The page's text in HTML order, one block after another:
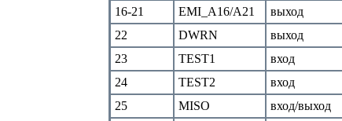
16-21
EMI_A16/A21 выход
22
DWRN выход
23
TEST1 вход
24
TEST2 вход
25
MISO вход/выход